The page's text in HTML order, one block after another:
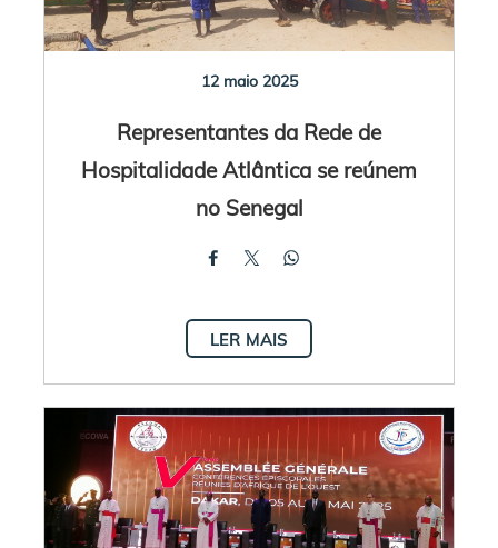
12 maio 2025
Representantes da Rede de
Hospitalidade Atlântica se reúnem
no Senegal
LER MAIS